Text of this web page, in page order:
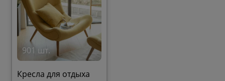
901 шт.
Кресла для отдыха